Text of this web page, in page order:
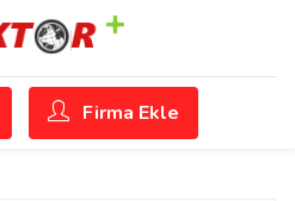
Firma Ekle